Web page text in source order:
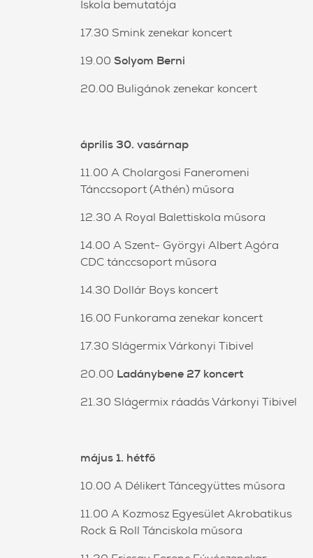
Iskola bemutatója
17.30 Smink zenekar koncert
19.00 Solyom Berni
20.00 Buligánok zenekar koncert
április 30. vasárnap
11.00 A Cholargosi Faneromeni
Tánccsoport (Athén) műsora
12.30 A Royal Balettiskola műsora
14.00 A Szent- Györgyi Albert Agóra
CDC tánccsoport műsora
14.30 Dollár Boys koncert
16.00 Funkorama zenekar koncert
17.30 Slágermix Várkonyi Tibivel
20.00 Ladánybene 27 koncert
21.30 Slágermix ráadás Várkonyi Tibivel
május 1. hétfő
10.00 A Délikert Táncegyüttes műsora
11.00 A Kozmosz Egyesület Akrobatikus
Rock & Roll Tánciskola műsora